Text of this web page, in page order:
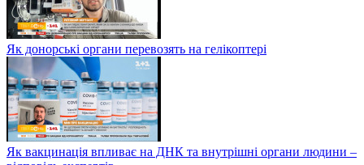
Як донорські органи перевозять на гелікоптері
Як вакцинація впливає на ДНК та внутрішні органи людини –